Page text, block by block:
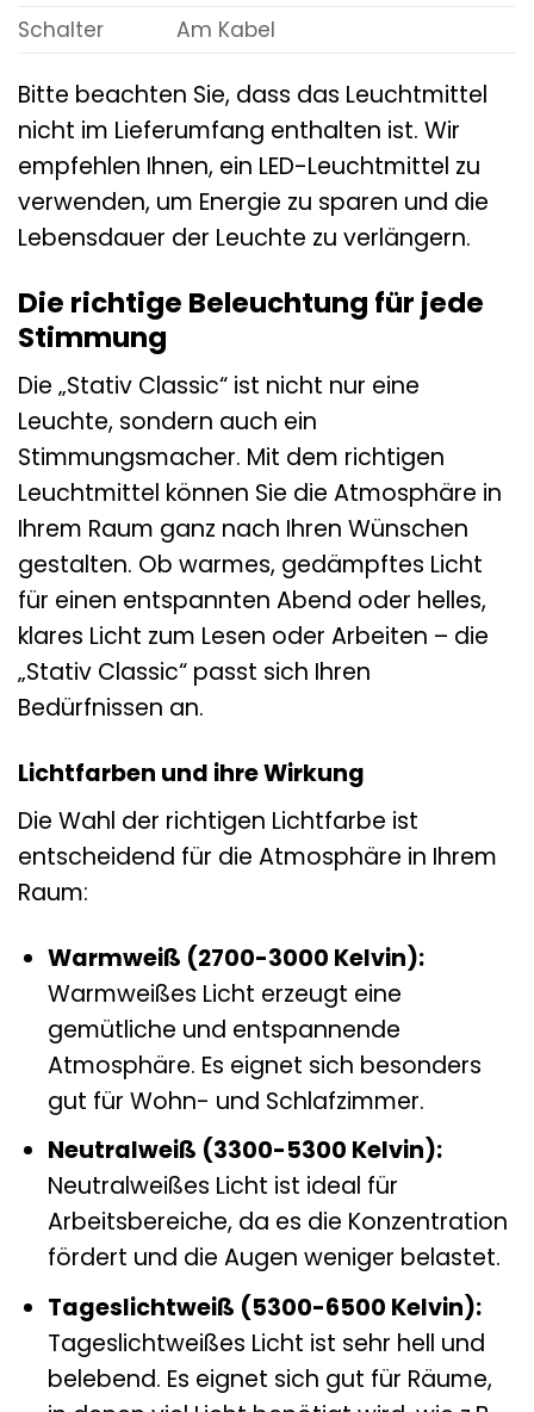
Schalter
Am Kabel
Bitte beachten Sie, dass das Leuchtmittel
nicht im Lieferumfang enthalten ist. Wir
empfehlen Ihnen, ein LED-Leuchtmittel zu
verwenden, um Energie zu sparen und die
Lebensdauer der Leuchte zu verlängern.
Die richtige Beleuchtung für jede
Stimmung
Die „Stativ Classic“ ist nicht nur eine
Leuchte, sondern auch ein
Stimmungsmacher. Mit dem richtigen
Leuchtmittel können Sie die Atmosphäre in
Ihrem Raum ganz nach Ihren Wünschen
gestalten. Ob warmes, gedämpftes Licht
für einen entspannten Abend oder helles,
klares Licht zum Lesen oder Arbeiten – die
„Stativ Classic“ passt sich Ihren
Bedürfnissen an.
Lichtfarben und ihre Wirkung
Die Wahl der richtigen Lichtfarbe ist
entscheidend für die Atmosphäre in Ihrem
Raum:
Warmweiß (2700-3000 Kelvin):
Warmweißes Licht erzeugt eine
gemütliche und entspannende
Atmosphäre. Es eignet sich besonders
gut für Wohn- und Schlafzimmer.
Neutralweiß (3300-5300 Kelvin):
Neutralweißes Licht ist ideal für
Arbeitsbereiche, da es die Konzentration
fördert und die Augen weniger belastet.
Tageslichtweiß (5300-6500 Kelvin):
Tageslichtweißes Licht ist sehr hell und
belebend. Es eignet sich gut für Räume,